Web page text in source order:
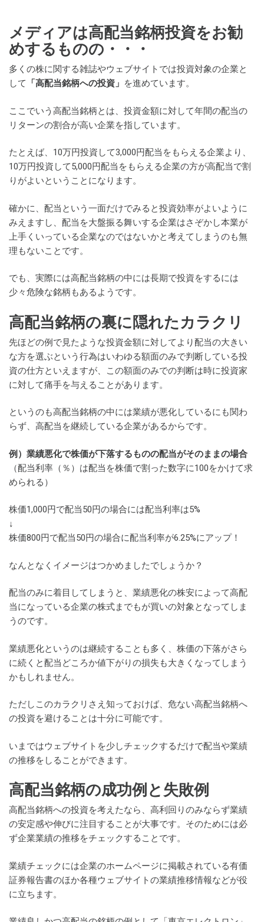
メディアは高配当銘柄投資をお勧
めするものの・・・
多くの株に関する雑誌やウェブサイトでは投資対象の企業と
して
「高配当銘柄への投資」 を進めています。
ここでいう高配当銘柄とは、投資金額に対して年間の配当の
リターンの割合が高い企業を指しています。
たとえば、10万円投資して3,000円配当をもらえる企業より、
10万円投資して5,000円配当をもらえる企業の方が高配当で割
りがよいということになります。
確かに、配当という一面だけでみると投資効率がよいように
みえますし、配当を大盤振る舞いする企業はさぞかし本業が
上手くいっている企業なのではないかと考えてしまうのも無
理もないことです。
でも、実際には高配当銘柄の中には長期で投資をするには
少々危険な銘柄もあるようです。
高配当銘柄の裏に隠れたカラクリ
先ほどの例で見たような投資金額に対してより配当の大きい
な方を選ぶという行為はいわゆる額面のみで判断している投
資の仕方といえますが、この額面のみでの判断は時に投資家
に対して痛手を与えることがあります。
というのも高配当銘柄の中には業績が悪化しているにも関わ
らず、高配当を継続している企業があるからです。
例）業績悪化で株価が下落するものの配当がそのままの場合
（配当利率（％）は配当を株価で割った数字に100をかけて求
められる）
株価1,000円で配当50円の場合には配当利率は5%
↓
株価800円で配当50円の場合に配当利率が6.25%にアップ！
なんとなくイメージはつかめましたでしょうか？
配当のみに着目してしまうと、業績悪化の株安によって高配
当になっている企業の株式までもが買いの対象となってしま
うのです。
業績悪化というのは継続することも多く、株価の下落がさら
に続くと配当どころか値下がりの損失も大きくなってしまう
かもしれません。
ただしこのカラクリさえ知っておけば、危ない高配当銘柄へ
の投資を避けることは十分に可能です。
いまではウェブサイトを少しチェックするだけで配当や業績
の推移をしることができます。
高配当銘柄の成功例と失敗例
高配当銘柄への投資を考えたなら、高利回りのみならず業績
の安定感や伸びに注目することが大事です。そのためには必
ず企業業績の推移をチェックすることです。
業績チェックには企業のホームページに掲載されている有価
証券報告書のほか各種ウェブサイトの業績推移情報などが役
に立ちます。